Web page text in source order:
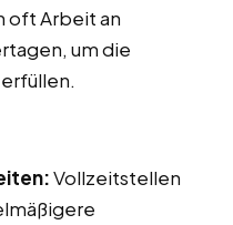
oft Arbeit an
um die
Vollzeitstellen